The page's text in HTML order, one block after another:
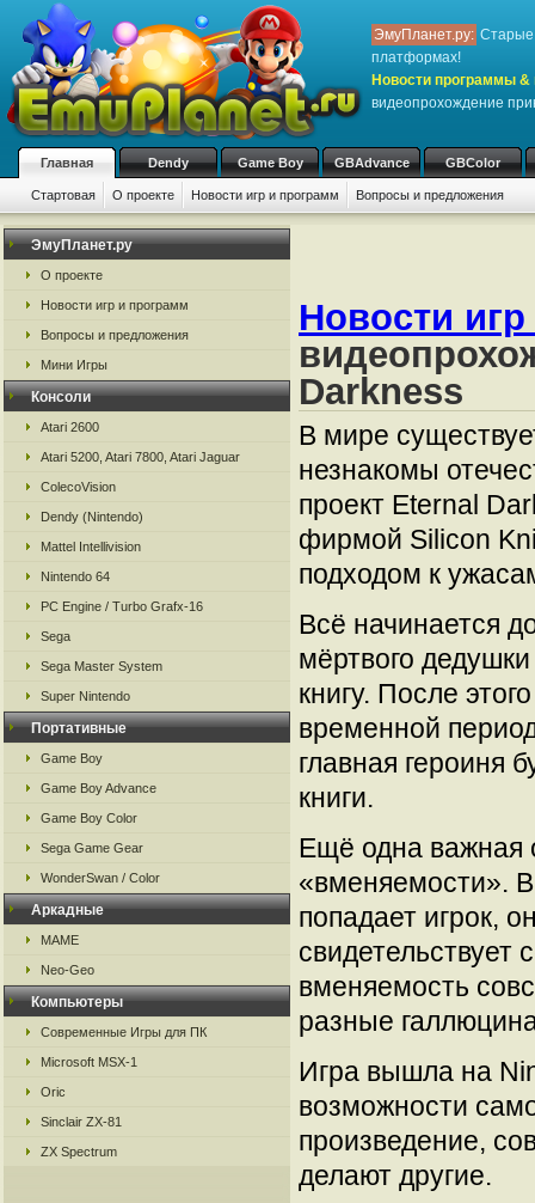
ЭмуПланет.ру: Старые
платформах!
Новости программы &
видеопрохождение
Главная Dendy Game Boy GBAdvance GBColor
Стартовая О проекте Новости игр и программ Вопросы и предложения
ЭмуПланет.ру
О проекте
Новости игр и программ
Вопросы и предложения
Мини Игры
Консоли
Atari 2600
Atari 5200, Atari 7800, Atari Jaguar
ColecoVision
Dendy (Nintendo)
Mattel Intellivision
Nintendo 64
PC Engine / Turbo Grafx-16
Sega
Sega Master System
Super Nintendo
Портативные
Game Boy
Game Boy Advance
Game Boy Color
Sega Game Gear
WonderSwan / Color
Аркадные
MAME
Neo-Geo
Компьютеры
Современные Игры для ПК
Microsoft MSX-1
Oric
Sinclair ZX-81
ZX Spectrum
Новости
Darkness
В мире
незнакомы
проект Eternal
фирмой Silicon
подходом к
Всё начинается
мёртвого
книгу. После
временной
главная героиня
книги.
Ещё одна важная
«вменяемости». В
попадает игрок,
свидетельствует
вменяемость
разные
Игра вышла на
возможности
произведение,
делают другие.